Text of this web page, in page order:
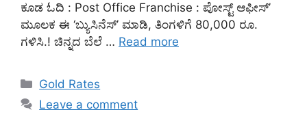
ಕೂಡ ಓದಿ : Post Office Franchise : ಪೋಸ್ಟ್ ಆಫೀಸ್’
ಮೂಲಕ ಈ ‘ಬ್ಯುಸಿನೆಸ್’ ಮಾಡಿ, ತಿಂಗಳಿಗೆ 80,000 ರೂ.
ಗಳಿಸಿ.! ಚಿನ್ನದ ಬೆಲೆ … Read more
Categories
Gold Rates
Leave a comment